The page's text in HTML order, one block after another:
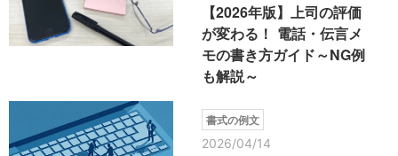
【2026年版】上司の評価
が変わる！ 電話・伝言メ
モの書き方ガイド～NG例
も解説～
書式の例文
2026/04/14